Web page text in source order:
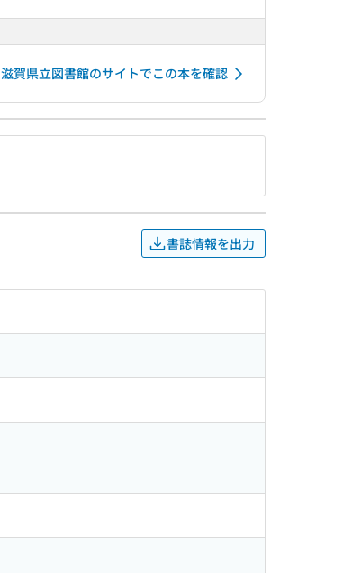
滋賀県立図書館のサイトでこの本を確認
書誌情報を出力